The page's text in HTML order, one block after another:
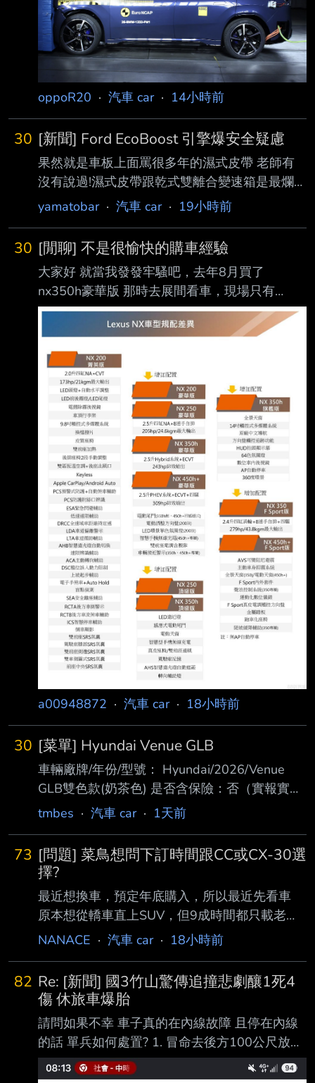
更高的豪華品牌更是如此，但 BMW 近日卻坦
言，品牌在開發新車時不是取得五星安全評價為
目標，引起業界與車迷一片譁然 。 外媒報導，
Michel 指出， 品牌始終致力於打造高安全性的
產品，但 2026 年起實施的新一代 ANCA
oppoR20 · 汽車 car· 14小時前
30 [新聞] Ford EcoBoost 引擎爆安全疑慮
果然就是車板上面罵很多年的濕式皮帶 老師有
沒有說過!濕式皮帶跟乾式雙離合變速箱是最爛的
設計!老師在講你都沒在聽嘛!
路交通安全管理局（NHTSA）擴大針對 Ford
1.0 升 EcoBoost 三缸渦輪引擎 的安全調查，涉
及約 13 萬 5,551 輛車，原因是採用濕式正時皮
帶（Wet Timing Belt） 設計，皮帶可能在正常
使用過程中產生碎屑，堵塞機油幫浦濾網，導致
引擎潤滑不足，嚴 重時甚至造成引擎鎖死、車
輛失去動力
yamatobar· 汽車 car· 19小時前
30 [閒聊] 不是很愉快的購車經驗
大家好 就當我發發牢騷吧，去年8月買了
nx350h豪華版 那時去展間看車，現場只有
nx200豪華版。看了覺得不管外型內裝都還蠻滿
意的，那時候看n x200是有電尾門的。後來上網
大家都說要買就買350h，油電的行路質感很
棒！ 我去試開朋友的350h也覺得油電好，後來
就下訂 在選菜單的時候豪華跟頂級也差10幾萬
而已。 我想我沒差通風座椅跟19吋輪圈跟天窗
還有頭燈。 就選了豪華版 我以為160萬的
nx200有電尾門！200萬的也應該有！所以我
DM就沒有仔細對照差異 結果在交車時開開心心
的去，發現沒電尾！我跟老婆
a00948872 · 汽車 car· 18小時前
30 [菜單] Hyundai Venue GLB
車輛廠牌/年份/型號： Hyundai/2026/Venue
GLB雙色款(奶茶色) 是否含保險：否（實報實
銷） 是否含領牌稅金：否 成交價格(總價):71.7
點：臺北 自費配備/配件：升級FSK冰鑽8000 贈
送配備/配件 AVM環景 BSD盲點偵測 前後行車
紀錄器 ETC車牌框式 防水踏墊 後車廂防水托盤
避光墊 雨傘 交車禮 五年六大系統保固 付款方式
(現金 or貸款)：貸款 購車心得：目標就是小型
車，本來屬意Swift，但考量安全問題，轉而看
向Venu
tmbes · 汽車 car· 1天前
73 [問題] 菜鳥想問下訂時間跟CC或CX-30選
擇?
最近想換車，預定年底購入，所以最近先看車
原本想從轎車直上SUV，但9成時間都只載老婆
(160cm)小孩(110cm)，2位身型嬌小 太太也說
才擠一點，但一年也沒超過10次(SUV需求底一
點) 而且每年才跑不到1萬km，希望夠用就好(所
以油電PASS) 所以原本都看好的TT或CX5 就直
接往下看CC或CX-30的汽油最入門款 目前口頭
問到大概是 CC 豪華汽油版 80.9-4(折扣)-5(舊
換新)-5(貨物稅)=66.9 CX-30 Ace Editio
NANACE · 汽車 car· 18小時前
82 Re: [新聞] 國3竹山驚傳追撞悲劇釀1死4
傷 休旅車爆胎
請問如果不幸 車子真的在內線故障 且停在內線
的話 單兵如何處置? 1. 冒命去後方100公尺放故
障標示 2. 人員設法逃到內線護欄之外 還有別的